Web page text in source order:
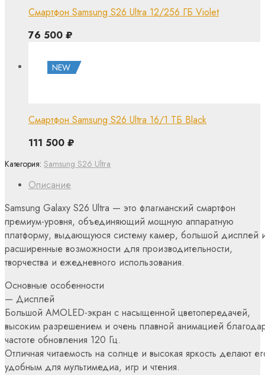
Описание
Samsung Galaxy S26 Ultra — это флагманский смартфон
премиум-уровня, объединяющий мощную аппаратную
платформу, выдающуюся систему камер, большой дисплей
расширенные возможности для производительности,
творчества и ежедневного использования.
Основные особенности
— Дисплей
Большой AMOLED-экран с насыщенной цветопередачей,
высоким разрешением и очень плавной анимацией
частоте обновления 120 Гц.
Отличная читаемость на солнце и высокая яркость делают
удобным для мультимедиа, игр и чтения.
Категория: Samsung S26 Ultra
Смартфон Samsung S26 Ultra 12/256 ГБ Violet
76 500 ₽
NEW
Смартфон Samsung S26 Ultra 16/1 ТБ Black
111 500 ₽